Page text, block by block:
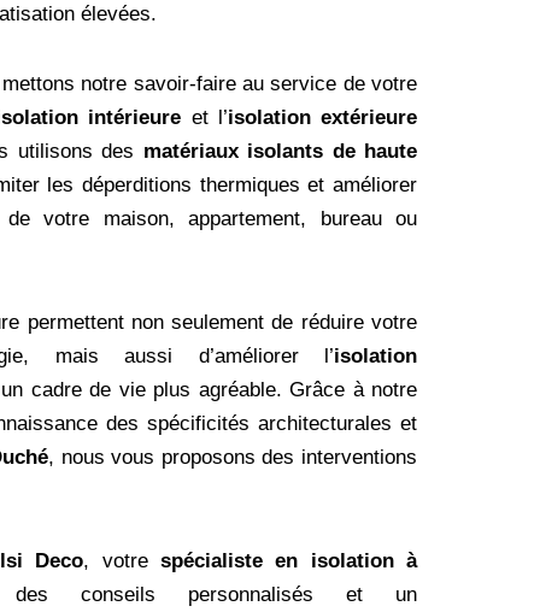
élevées.
notre savoir-faire au service de votre
intérieure et l’isolation extérieure
utilisons des matériaux isolants de haute
les déperditions thermiques et améliorer
de votre maison, appartement, bureau ou
permettent non seulement de réduire votre
mais aussi d’améliorer l’isolation
cadre de vie plus agréable. Grâce à notre
des spécificités architecturales et
, nous vous proposons des interventions
Deco, votre spécialiste en isolation à
conseils personnalisés et un